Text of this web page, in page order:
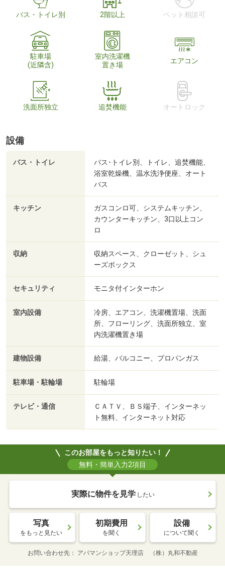
バス・トイレ別 2階以上 ペット相談可
駐車場
(近隣含)
室内洗濯機
置き場
エアコン
洗面所独立 追焚機能 オートロック
設備
バス・トイレ
バス･トイレ別、トイレ、追焚機能、
浴室乾燥機、温水洗浄便座、オート
バス
キッチン
ガスコンロ可、システムキッチン、
カウンターキッチン、3口以上コン
ロ
収納
収納スペース、クローゼット、シュ
ーズボックス
セキュリティ モニタ付インターホン
室内設備
冷房、エアコン、洗濯機置場、洗面
所、フローリング、洗面所独立、室
内洗濯機置き場
建物設備 給湯、バルコニー、プロパンガス
駐車場・駐輪場 駐輪場
テレビ・通信
ＣＡＴＶ、ＢＳ端子、インターネッ
ト無料、インターネット対応
このお部屋をもっと知りたい！
無料・簡単入力2項目
実際に物件を見学 したい
写真
をもっと見たい
初期費用
を聞く
設備
について聞く
お問い合わせ先 アパマンショップ天理店 （株）丸和不動産